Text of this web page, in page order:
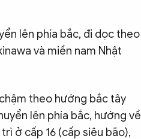
lên phía bắc, đi dọc theo
và miền nam Nhật
theo hướng bắc tây
lên phía bắc, hướng về
ở cấp 16 (cấp siêu bão),